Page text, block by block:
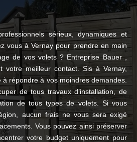
sérieux, dynamiques et
vous à Vernay pour prendre en main
de vos volets ? Entreprise Bauer ,
votre meilleur contact. Sis à Vernay,
répondre à vos moindres demandes.
de tous travaux d’installation, de
de tous types de volets. Si vous
aucun frais ne vous sera exigé
Vous pouvez ainsi préserver
votre budget uniquement pour